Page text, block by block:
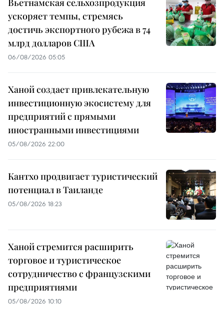
Вьетнамская сельхозпродукция
ускоряет темпы, стремясь
достичь экспортного рубежа в 74
млрд долларов США
06/08/2026 05:05
Ханой создает привлекательную
инвестиционную экосистему для
предприятий с прямыми
иностранными инвестициями
05/08/2026 22:00
Кантхо продвигает туристический
потенциал в Таиланде
05/08/2026 18:23
Ханой стремится расширить
торговое и туристическое
сотрудничество с французскими
предприятиями
05/08/2026 10:10